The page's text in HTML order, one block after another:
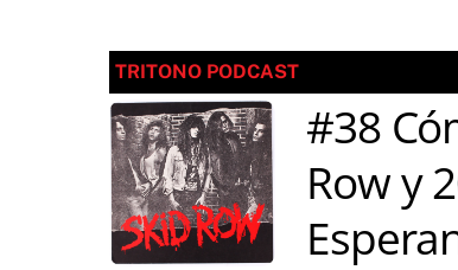
TRITONO PODCAST
#38
Row y